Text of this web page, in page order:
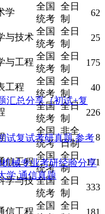
学
全国
统考
全日
制
62
与技术
全国
统考
全日
制
25
与工程
全国
统考
全日
制
175
工程
全国
统考
全日
制
40
全国
统考
全日
制
226
全国
统考
非全
日制
8
信工程
全国
统考
全日
制
171
学与技 全国
统考
全日
制
333
信工程
全国
全日
181
汇总分享（初试+复
试复试考研真题,参考
机械专业考研经验分享
学 通信真题